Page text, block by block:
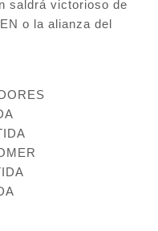
saldrá victorioso de
o la alianza del